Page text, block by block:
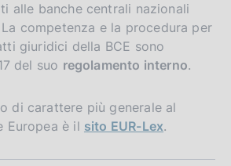
alle banche centrali nazionali
competenza e la procedura per
giuridici della BCE sono
del suo regolamento interno.
di carattere più generale al
Europea è il sito EUR-Lex.